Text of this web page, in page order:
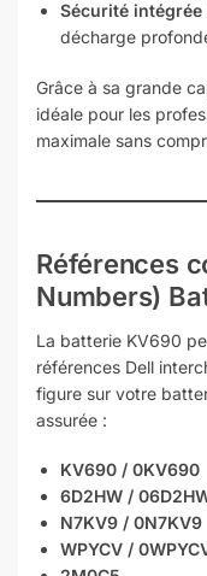
Sécurité intégrée
décharge
Grâce à sa grande
idéale pour les
maximale sans
Références
Numbers)
La batterie KV690
références Dell
figure sur votre
assurée :
KV690 / 0KV690
6D2HW /
N7KV9 / 0N7KV9
WPYCV /